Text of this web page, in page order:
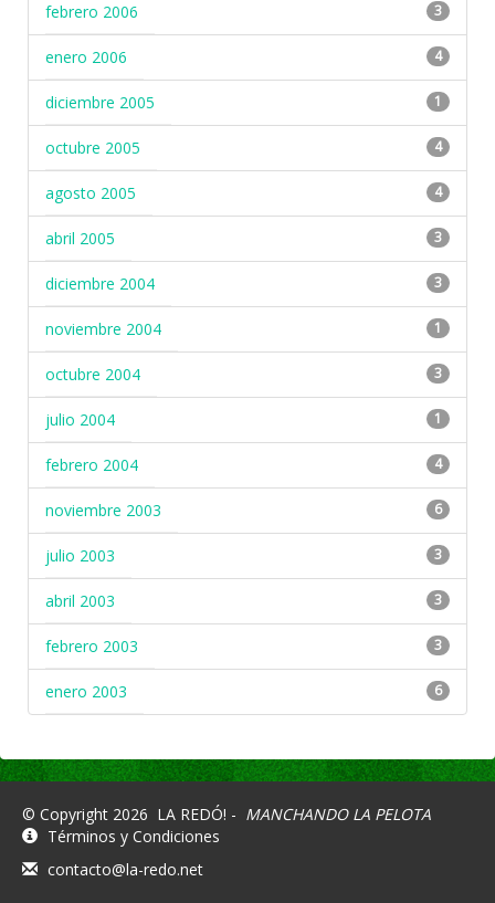
febrero 2006 3
enero 2006 4
diciembre 2005 1
octubre 2005 4
agosto 2005 4
abril 2005 3
diciembre 2004 3
noviembre 2004 1
octubre 2004 3
julio 2004 1
febrero 2004 4
noviembre 2003 6
julio 2003 3
abril 2003 3
febrero 2003 3
enero 2003 6
© Copyright 2026 LA REDÓ! - MANCHANDO LA PELOTA
Términos y Condiciones
contacto@la-redo.net